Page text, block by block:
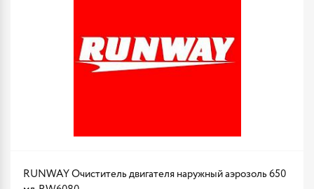
RUNWAY Очиститель двигателя наружный аэрозоль 650